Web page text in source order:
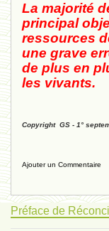
La majorité
principal
ressources
une grave
de plus en
les vivants.
Copyright GS - 1°
Ajouter un Commentaire
Préface de